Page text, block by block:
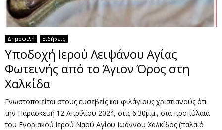
Δημοφιλή Ειδήσεις
Υποδοχή Ιερού Λειψάνου Αγίας
Φωτεινής από το Άγιον Όρος στη
Χαλκίδα
Γνωστοποιείται στους ευσεβείς και φιλάγιους χριστιανούς ότι
την Παρασκευή 12 Απριλίου 2024, στις 6:30μ.μ., στα προπύλαια
του Ενοριακού Ιερού Ναού Αγίου Ιωάννου Χαλκίδος (παλαιό